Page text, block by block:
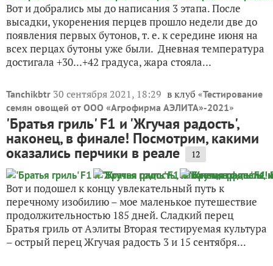
Вот и добрались мы до написания 3 этапа. После
высадки, укоренения перцев прошло недели две до
появления первых бутонов, т. е. к середине июня на
всех перцах бутоны уже были. Дневная температура
достигала +30...+42 градуса, жара стояла...
Tanchikbtr 30 сентября 2021, 18:29 в клуб «Тестирование
семян овощей от ООО «Агрофирма АЭЛИТА»-2021»
'Братья гриль' F1 и 'Жгучая радость',
наконец, в финале! Посмотрим, какими
оказались перчики в реале 12
Вот и подошел к концу увлекательный путь к
перечному изобилию – мое маленькое путешествие
продолжительностью 185 дней. Сладкий перец
Братья гриль от Аэлиты Вторая тестируемая культура
– острый перец Жгучая радость 3 и 15 сентября...